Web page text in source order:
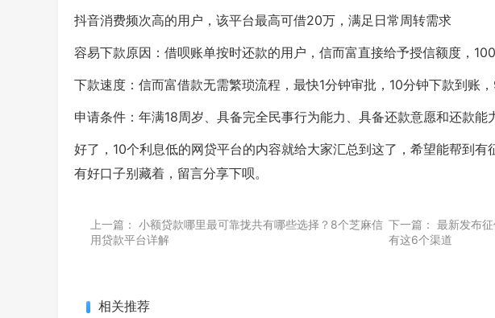
抖音消费频次高的用户，该平台最高可借20万，满足日常周转需求
容易下款原因：借呗账单按时还款的用户，信而富直接给予授信额度，
下款速度：信而富借款无需繁琐流程，最快1分钟审批，10分钟下款到账，
申请条件：年满18周岁、具备完全民事行为能力、具备还款意愿和还款能
好了，10个利息低的网贷平台的内容就给大家汇总到这了，希望能帮到有
有好口子别藏着，留言分享下呗。
上一篇： 小额贷款哪里最可靠拢共有哪些选择？8个芝麻信
用贷款平台详解
下一篇： 最新发布
有这6个渠道
相关推荐